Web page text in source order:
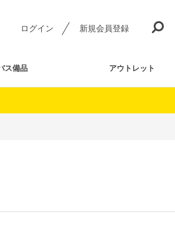
ログイン 新規会員登録
ス備品 アウトレット